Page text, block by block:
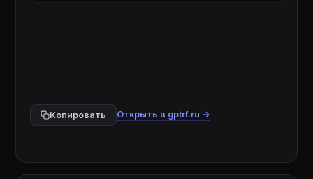
Копировать Открыть в gptrf.ru →